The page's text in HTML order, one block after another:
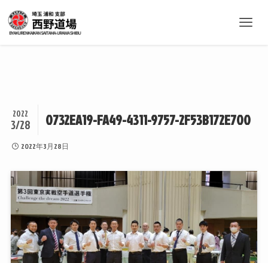
0732EA19-FA49-4311-9757-2F53B172E700
2022
3/28
2022年3月28日